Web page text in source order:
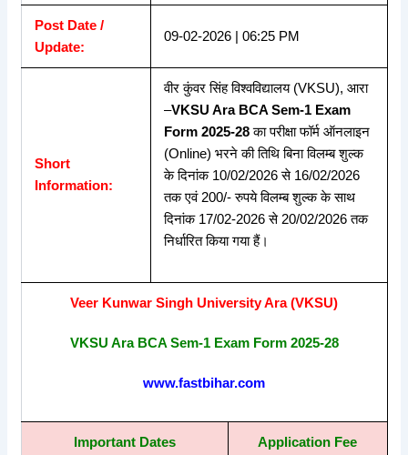
Post Date /
Update:
09-02-2026 | 06:25 PM
Short
Information:
वीर कुंवर सिंह विश्वविद्यालय (VKSU), आरा
–VKSU Ara BCA Sem-1 Exam
Form 2025-28का परीक्षा फॉर्म ऑनलाइन
(Online) भरने की तिथि बिना विलम्ब शुल्क
के दिनांक 10/02/2026 से 16/02/2026
तक एवं 200/- रुपये विलम्ब शुल्क के साथ
दिनांक 17/02-2026 से 20/02/2026 तक
निर्धारित किया गया हैं।
Veer Kunwar Singh University Ara (VKSU)
VKSU Ara BCA Sem-1 Exam Form 2025-28
www.fastbihar.com
Important Dates Application Fee